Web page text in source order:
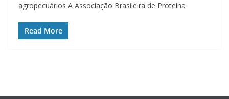
agropecuários A Associação Brasileira de Proteína
Read More